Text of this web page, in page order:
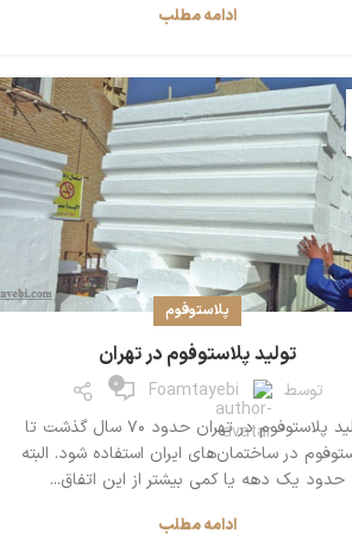
ادامه مطلب
پلاستوفوم
تولید پلاستوفوم در تهران
توسط Foamtayebi
0
تولید پلاستوفوم در تهران حدود 70 سال گذشت تا
در ساختمان‌های ایران استفاده شود. البته
حدود یک دهه یا کمی بیشتر از این اتفاق...
ادامه مطلب